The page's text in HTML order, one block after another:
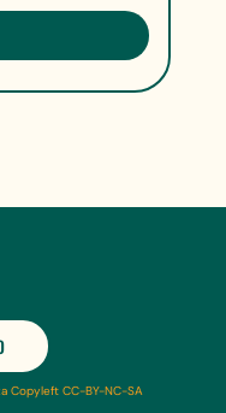
Copyleft CC-BY-NC-SA